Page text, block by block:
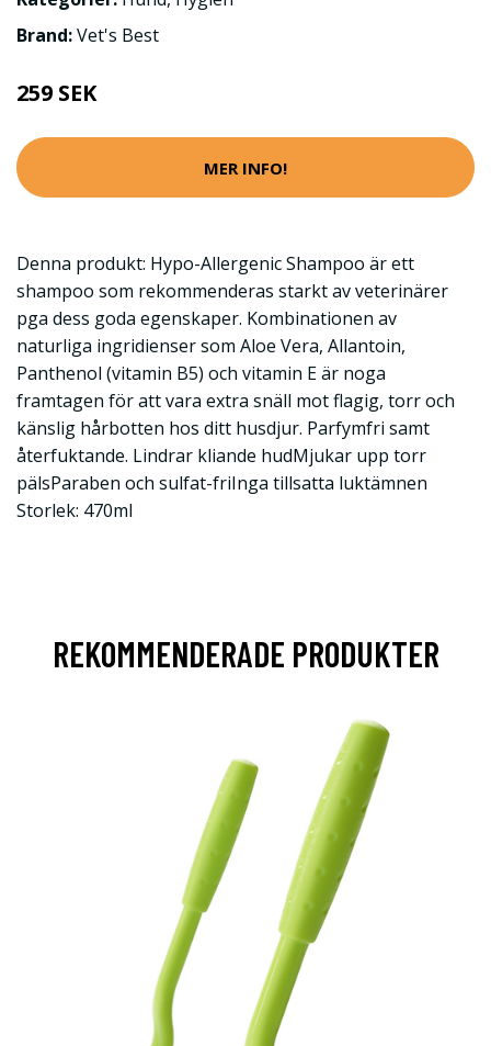
Brand:Vet's Best
259 SEK
MER INFO!
Denna produkt: Hypo-Allergenic Shampoo är ett
shampoo som rekommenderas starkt av veterinärer
pga dess goda egenskaper. Kombinationen av
naturliga ingridienser som Aloe Vera, Allantoin,
Panthenol (vitamin B5) och vitamin E är noga
framtagen för att vara extra snäll mot flagig, torr och
känslig hårbotten hos ditt husdjur. Parfymfri samt
återfuktande. Lindrar kliande hudMjukar upp torr
pälsParaben och sulfat-friInga tillsatta luktämnen
Storlek: 470ml
REKOMMENDERADE PRODUKTER